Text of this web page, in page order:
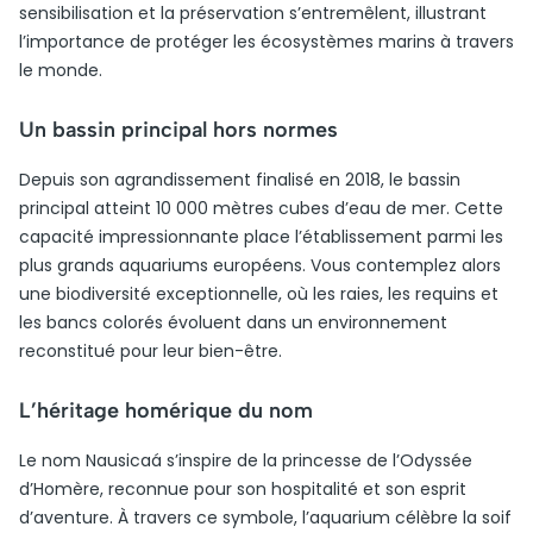
sensibilisation et la préservation s’entremêlent, illustrant
l’importance de protéger les écosystèmes marins à travers
le monde.
Un bassin principal hors normes
Depuis son agrandissement finalisé en 2018, le bassin
principal atteint 10 000 mètres cubes d’eau de mer. Cette
capacité impressionnante place l’établissement parmi les
plus grands aquariums européens. Vous contemplez alors
une biodiversité exceptionnelle, où les raies, les requins et
les bancs colorés évoluent dans un environnement
reconstitué pour leur bien-être.
L’héritage homérique du nom
Le nom Nausicaá s’inspire de la princesse de l’Odyssée
d’Homère, reconnue pour son hospitalité et son esprit
d’aventure. À travers ce symbole, l’aquarium célèbre la soif